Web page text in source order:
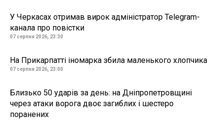
У Черкасах отримав вирок адміністратор Telegram-
канала про повістки
07 серпня 2026, 23:30
На Прикарпатті іномарка збила маленького хлопчика
07 серпня 2026, 23:00
Близько 50 ударів за день: на Дніпропетровщині
через атаки ворога двоє загиблих і шестеро
поранених